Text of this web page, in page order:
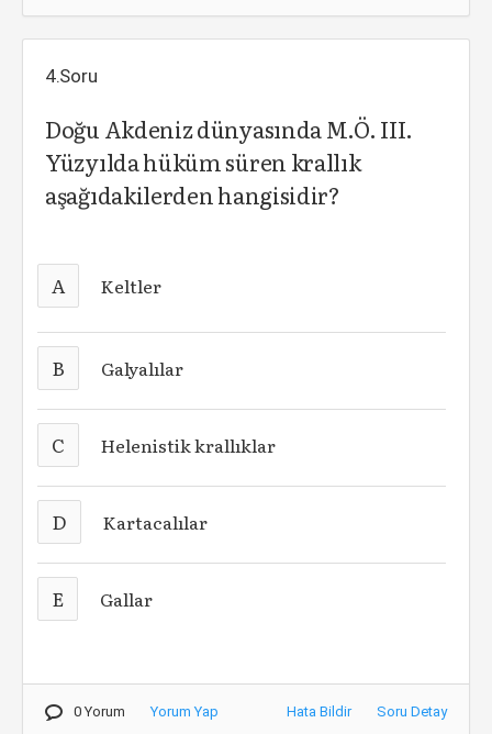
4.Soru
Doğu Akdeniz dünyasında M.Ö. III.
Yüzyılda hüküm süren krallık
aşağıdakilerden hangisidir?
A Keltler
B Galyalılar
C Helenistik krallıklar
D Kartacalılar
E Gallar
0 Yorum Yorum Yap Hata Bildir Soru Detay